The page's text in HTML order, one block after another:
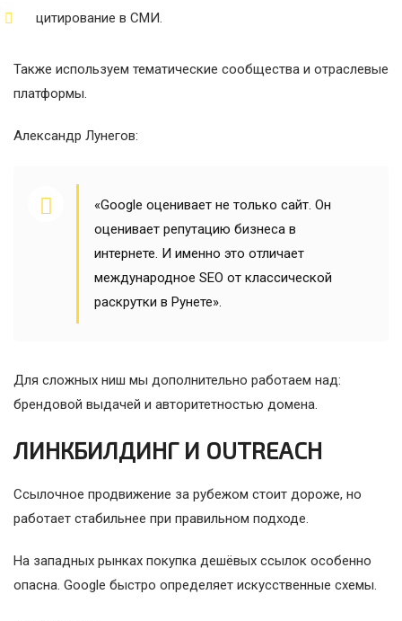
цитирование в СМИ.
Также используем тематические сообщества и отраслевые
платформы.
Александр Лунегов:
«Google оценивает не только сайт. Он
оценивает репутацию бизнеса в
интернете. И именно это отличает
международное SEO от классической
раскрутки в Рунете».
Для сложных ниш мы дополнительно работаем над:
брендовой выдачей и авторитетностью домена.
ЛИНКБИЛДИНГ И OUTREACH
Ссылочное продвижение за рубежом стоит дороже, но
работает стабильнее при правильном подходе.
На западных рынках покупка дешёвых ссылок особенно
опасна. Google быстро определяет искусственные схемы.